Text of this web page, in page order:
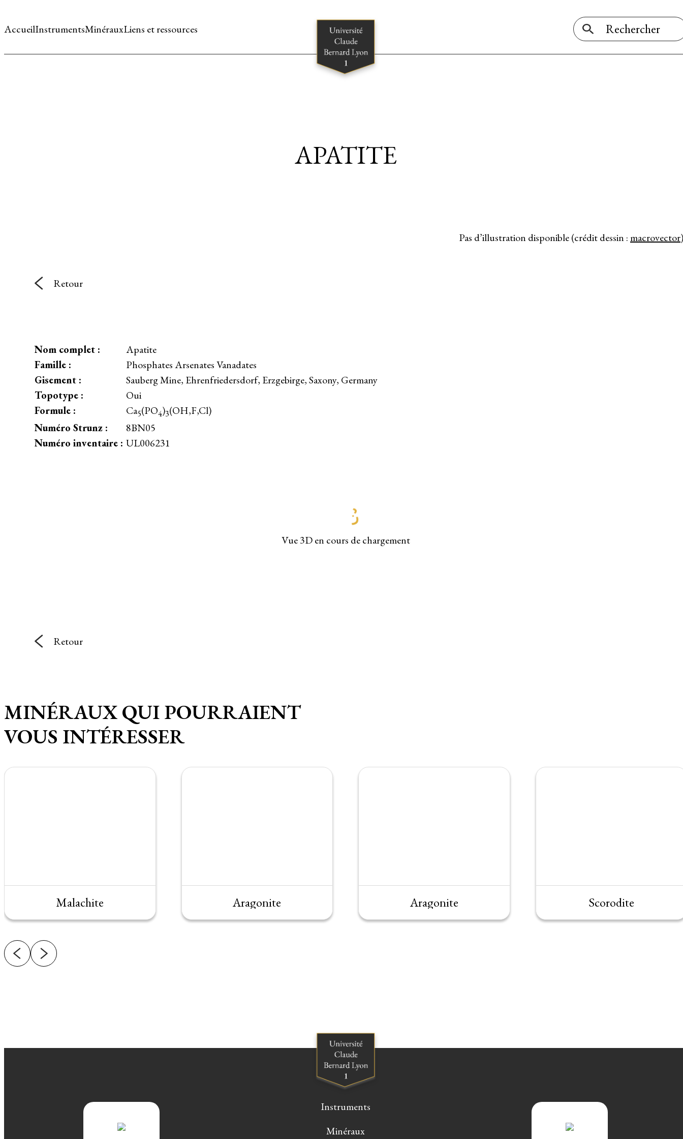
AccueilInstrumentsMinérauxLiens et ressources
Pas d’illustration disponible (crédit dessin :macrovector)
APATITE
Retour
Nom complet :
Apatite
Famille :
Phosphates Arsenates Vanadates
Gisement :
Sauberg Mine, Ehrenfriedersdorf, Erzgebirge, Saxony, Germany
Topotype :
Oui
Formule :
Ca5(PO4)3(OH,F,Cl)
Numéro Strunz :
8BN05
Numéro inventaire : UL006231
Vue 3D en cours de chargement
Retour
MINÉRAUX QUI POURRAIENT
VOUS INTÉRESSER
Malachite Aragonite Aragonite Scorodite
Instruments
Minéraux